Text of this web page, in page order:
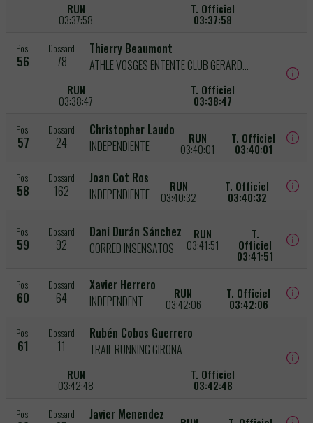
RUN
03:37:58
T. Officiel
03:37:58
Pos.
56
Dossard
78
Thierry Beaumont
ATHLE VOSGES ENTENTE CLUB GERARDMER
RUN
03:38:47
T. Officiel
03:38:47
Pos.
57
Dossard
24
Christopher Laudo
INDEPENDIENTE
RUN
03:40:01
T. Officiel
03:40:01
Pos.
58
Dossard
162
Joan Cot Ros
INDEPENDIENTE
RUN
03:40:32
T. Officiel
03:40:32
Pos.
59
Dossard
92
Dani Durán Sánchez
CORRED INSENSATOS
RUN
03:41:51
T.
Officiel
03:41:51
Pos.
60
Dossard
64
Xavier Herrero
INDEPENDENT
RUN
03:42:06
T. Officiel
03:42:06
Pos.
61
Dossard
11
Rubén Cobos Guerrero
TRAIL RUNNING GIRONA
RUN
03:42:48
T. Officiel
03:42:48
Pos. Dossard
Javier Menendez